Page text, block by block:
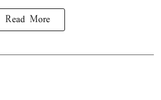
Read More